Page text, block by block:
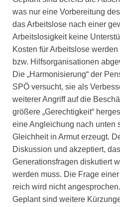
was nur eine Vorbereitung
das Arbeitslose nach einer
Arbeitslosigkeit keine
Kosten für Arbeitslose
bzw. Hilfsorganisationen
Die „Harmonisierung“ der
SPÖ versucht, sie als
weiterer Angriff auf die
größere „Gerechtigkeit“
eine Angleichung nach unten
Gleichheit in Armut erzeugt.
Diskussion und akzeptiert,
Generationsfragen diskutiert
werden muss. Die Frage
reich wird nicht angesprochen.
Geplant sind weitere